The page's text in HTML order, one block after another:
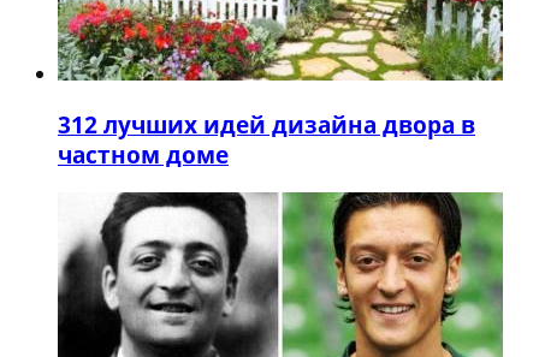
312 лучших идей дизайна двора в
частном доме